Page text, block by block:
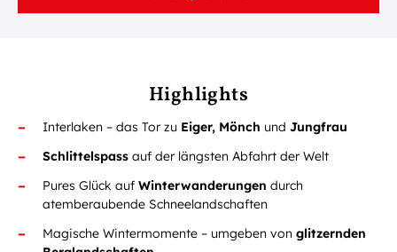
Highlights
Interlaken – das Tor zu Eiger, Mönch und Jungfrau
Schlittelspass auf der längsten Abfahrt der Welt
Pures Glück auf Winterwanderungen durch
atemberaubende Schneelandschaften
Magische Wintermomente – umgeben von glitzernden